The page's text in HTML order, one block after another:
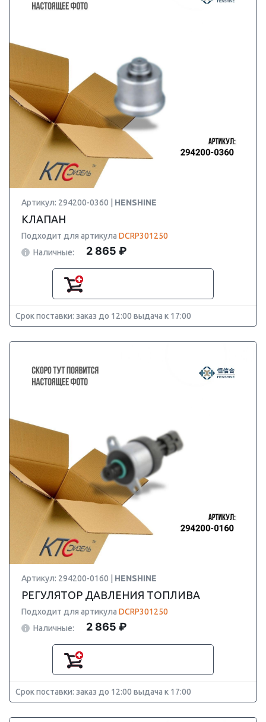
Артикул: 294200-0360 | HENSHINE
КЛАПАН
Подходит для артикула DCRP301250
Наличные:
2 865 ₽
Срок поставки: заказ до 12:00 выдача к 17:00
Артикул: 294200-0160 | HENSHINE
РЕГУЛЯТОР ДАВЛЕНИЯ ТОПЛИВА
Подходит для артикула DCRP301250
Наличные:
2 865 ₽
Срок поставки: заказ до 12:00 выдача к 17:00